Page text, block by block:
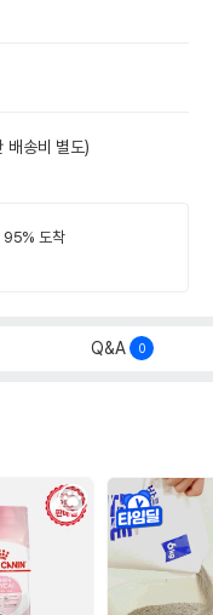
배송비 별도)
95% 도착
Q&A 0